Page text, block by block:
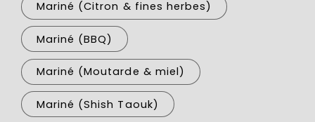
Mariné (Citron & fines herbes)
Mariné (BBQ)
Mariné (Moutarde & miel)
Mariné (Shish Taouk)